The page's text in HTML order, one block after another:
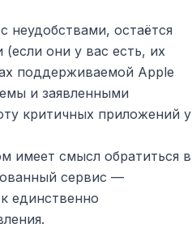
неудобствами, остаётся
они у вас есть, их
поддерживаемой Apple
и заявленными
критичных приложений у
имеет смысл обратиться в
сервис —
единственно